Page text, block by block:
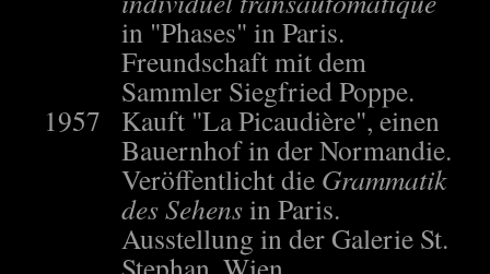
in "Phases" in Paris.
Freundschaft mit dem
Sammler Siegfried Poppe.
1957 Kauft "La Picaudière", einen
Bauernhof in der Normandie.
Veröffentlicht die Grammatik
des Sehensin Paris.
Ausstellung in der Galerie St.